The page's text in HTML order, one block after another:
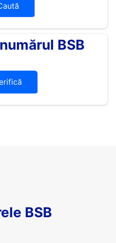
BSB
BSB